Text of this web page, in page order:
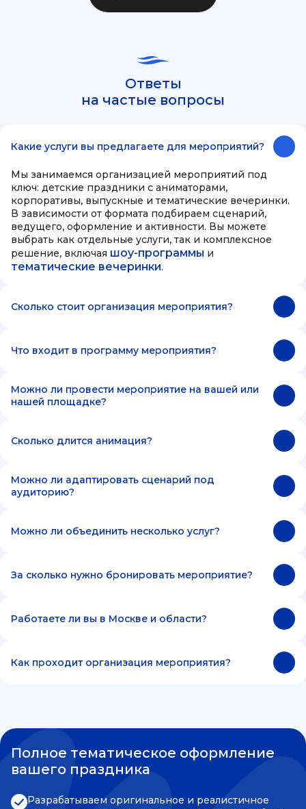
Ответы
на частые вопросы
Какие услуги вы предлагаете для мероприятий?
Мы занимаемся организацией мероприятий под
ключ: детские праздники с аниматорами,
корпоративы, выпускные и тематические вечеринки.
В зависимости от формата подбираем сценарий,
ведущего, оформление и активности. Вы можете
выбрать как отдельные услуги, так и комплексное
решение, включая шоу-программы и
тематические вечеринки.
Сколько стоит организация мероприятия?
Что входит в программу мероприятия?
Можно ли провести мероприятие на вашей или
нашей площадке?
Сколько длится анимация?
Можно ли адаптировать сценарий под
аудиторию?
Можно ли объединить несколько услуг?
За сколько нужно бронировать мероприятие?
Работаете ли вы в Москве и области?
Как проходит организация мероприятия?
Полное тематическое оформление
вашего праздника
Разрабатываем оригинальное и реалистичное